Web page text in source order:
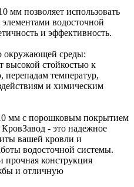
мм позволяет использовать
водосточной
и эффективность.
окружающей среды:
высокой стойкостью к
перепадам температур,
и химическим
мм с порошковым покрытием
- это надежное
вашей кровли и
водосточной системы.
прочная конструкция
и отличную